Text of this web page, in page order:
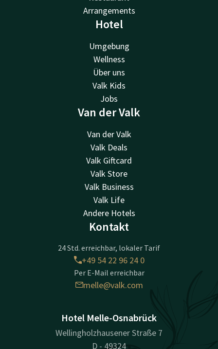
Arrangements
Hotel
Umgebung
Wellness
Über uns
Valk Kids
Jobs
Van der Valk
Van der Valk
Valk Deals
Valk Giftcard
Valk Store
Valk Business
Valk Life
Andere Hotels
Kontakt
24 Std. erreichbar, lokaler Tarif
+49 54 22 96 24 0
Per E-Mail erreichbar
melle@valk.com
Hotel Melle-Osnabrück
Wellingholzhausener Straße 7
D - 49324